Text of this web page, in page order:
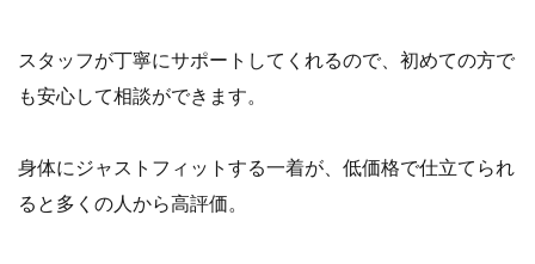
スタッフが丁寧にサポートしてくれるので、初めての方で
も安心して相談ができます。
身体にジャストフィットする一着が、低価格で仕立てられ
ると多くの人から高評価。